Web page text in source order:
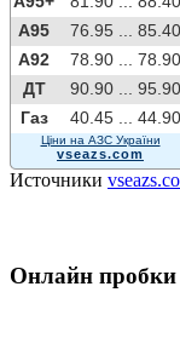
A95
76.95 ...
85.40
A92
78.90 ...
78.90
ДТ
90.90 ...
95.90
Газ
40.45 ... 44.90
Ціни на АЗС України
vseazs.com
Источники
Онлайн пробки